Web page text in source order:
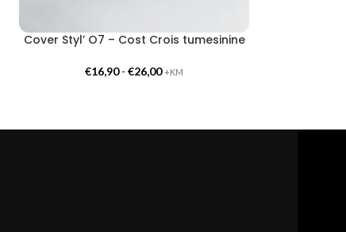
Cover Styl’ O7 – Cost Crois tumesinine
€16,90-€26,00 +KM